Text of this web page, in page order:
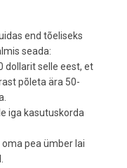
end tõeliseks
seada:
dollarit selle eest, et
põleta ära 50-
iga kasutuskorda
pea ümber lai